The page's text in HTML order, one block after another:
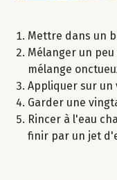
Mettre dans un
Mélanger un
mélange
Appliquer sur un
Garder une
Rincer à l'eau
finir par un jet